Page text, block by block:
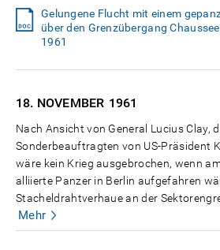
Gelungene Flucht mit einem
über den Grenzübergang
1961
18. NOVEMBER 1961
Nach Ansicht von General Lucius Clay,
Sonderbeauftragten von US-Präsident
wäre kein Krieg ausgebrochen, wenn
alliierte Panzer in Berlin aufgefahren
Stacheldrahtverhaue an der
Mehr